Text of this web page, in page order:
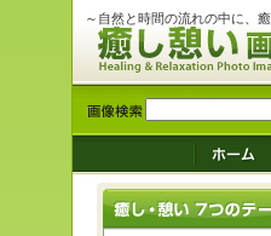
～自然と時間の流れの中に、